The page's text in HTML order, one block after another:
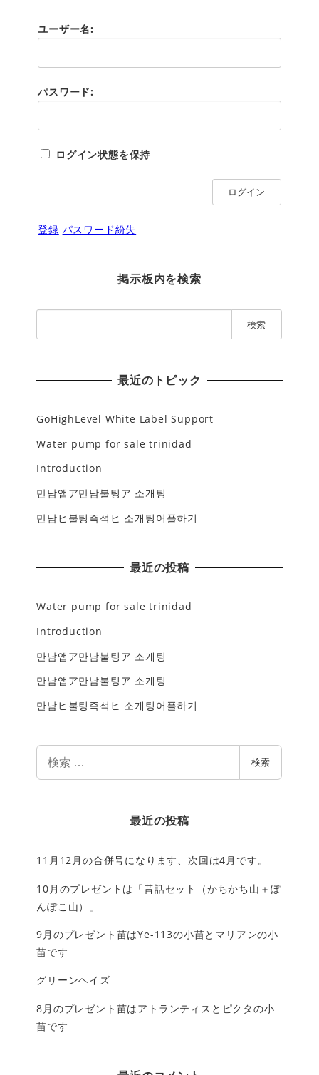
ユーザー名:
パスワード:
ログイン状態を保持
ログイン
登録 パスワード紛失
掲示板内を検索
索
最近のトピック
GoHighLevel White Label Support
Water pump for sale trinidad
Introduction
만남앱ア만남불팅ア 소개팅
만남ヒ불팅즉석ヒ 소개팅어플하기
最近の投稿
Water pump for sale trinidad
Introduction
만남앱ア만남불팅ア 소개팅
만남앱ア만남불팅ア 소개팅
만남ヒ불팅즉석ヒ 소개팅어플하기
検索
最近の投稿
11月12月の合併号になります、次回は4月です。
10月のプレゼントは「昔話セット（かちかち山＋ぽ
んぽこ山）」
9月のプレゼント苗はYe-113の小苗とマリアンの小
苗です
グリーンヘイズ
8月のプレゼント苗はアトランティスとピクタの小
苗です